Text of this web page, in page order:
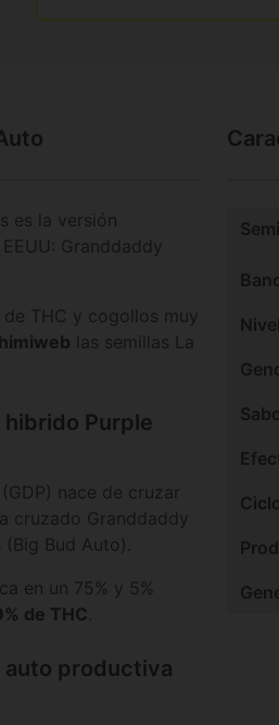
es la versión
Granddaddy
THC y cogollos muy
las semillas La
hibrido Purple
(GDP) nace de cruzar
cruzado Granddaddy
(Big Bud Auto).
en un 75% y 5%
de THC
auto productiva